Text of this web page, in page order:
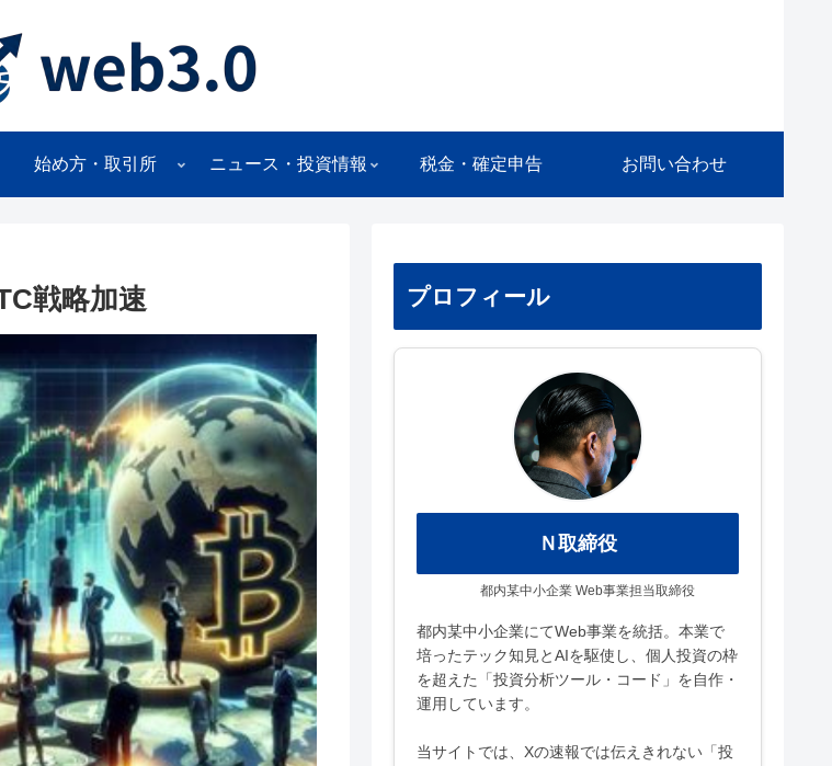
始め方・取引所 ニュース・投資情報 税金・確定申告 お問い合わせ
戦略加速 プロフィール
Ｎ取締役
都内某中小企業 Web事業担当取締役
都内某中小企業にてWeb事業を統括。本業で
培ったテック知見とAIを駆使し、個人投資の枠
を超えた「投資分析ツール・コード」を自作・
運用しています。
当サイトでは、Xの速報では伝えきれない「投